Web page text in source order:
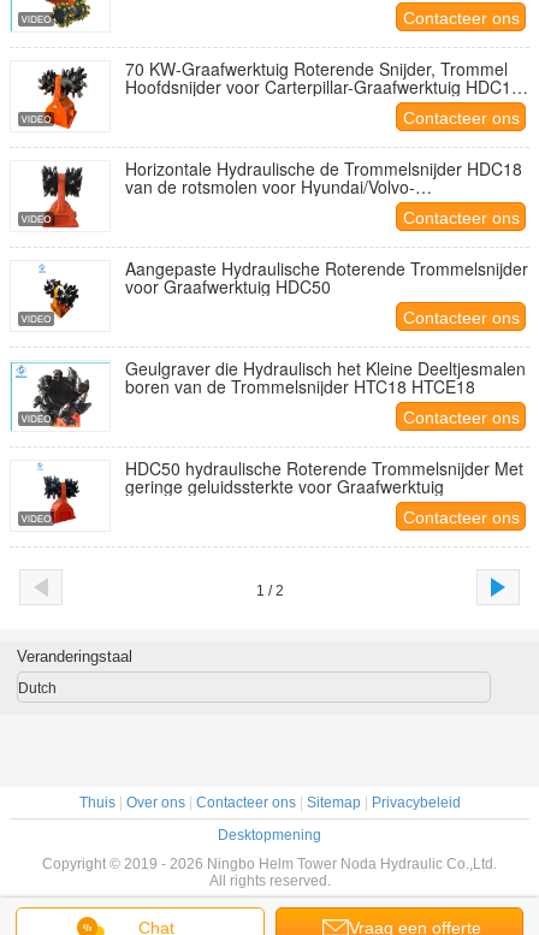
Contacteer ons
70 KW-Graafwerktuig Roterende Snijder, Trommel
Hoofdsnijder voor Carterpillar-Graafwerktuig HDC18
Contacteer ons
Horizontale Hydraulische de Trommelsnijder HDC18
van de rotsmolen voor Hyundai/Volvo-
Contacteer ons
Aangepaste Hydraulische Roterende Trommelsnijder
voor Graafwerktuig HDC50
Contacteer ons
Geulgraver die Hydraulisch het Kleine Deeltjesmalen
boren van de Trommelsnijder HTC18 HTCE18
Contacteer ons
HDC50 hydraulische Roterende Trommelsnijder Met
geringe geluidssterkte voor Graafwerktuig
Contacteer ons
1 / 2
Chat Vraag een offerte
Veranderingstaal
Dutch
Thuis| Over ons| Contacteer ons| Sitemap|
Privacybeleid
Desktopmening
Copyright © 2019 - 2026 Ningbo Helm Tower Noda Hydraulic Co.,Ltd.
All rights reserved.